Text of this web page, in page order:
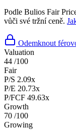
Podle Bulios Fair
vůči své tržní ceně.
Odemknout
Valuation
44 /100
Fair
P/S 2.09x
P/E 20.73x
P/FCF 49.63x
Growth
70 /100
Growing